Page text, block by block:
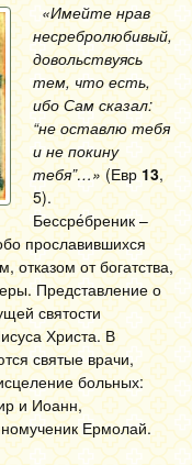
«Имейте нрав
несребролюбивый,
довольствуясь
тем, что есть,
ибо Сам сказал:
“не оставлю тебя
и не покину
тебя”…» (Евр13,
5).
Бессре́бреник –
прославившихся
отказом от богатства,
Представление о
святости
Христа. В
святые врачи,
больных:
и Иоанн,
Ермолай.